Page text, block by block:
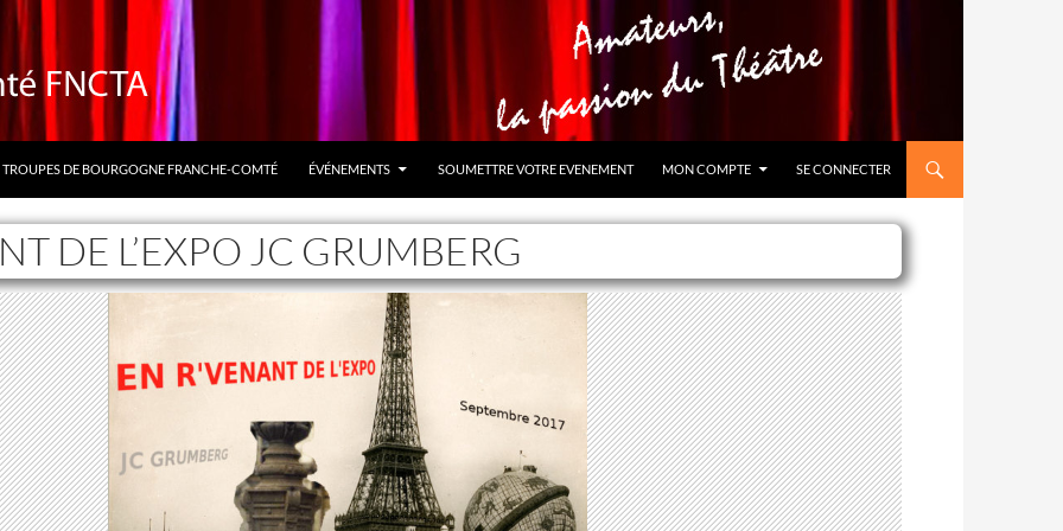
TROUPES DE BOURGOGNE FRANCHE-COMTÉ ÉVÉNEMENTS SOUMETTRE VOTRE EVENEMENT MON COMPTE SE CONNECTER
DE L’EXPO JC GRUMBERG